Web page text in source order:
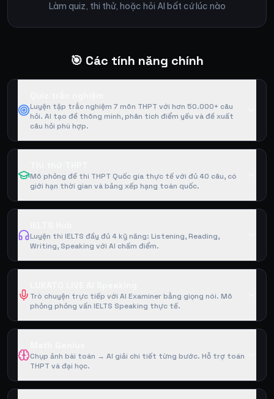
Làm quiz, thi thử, hoặc hỏi AI bất cứ lúc nào
🎯 Các tính năng chính
Luyện tập trắc nghiệm 7 môn THPT với hơn 50.000+ câu
hỏi. AI tạo đề thông minh, phân tích điểm yếu và đề xuất
câu hỏi phù hợp.
Mô phỏng đề thi THPT Quốc gia thực tế với đủ 40 câu, có
giới hạn thời gian và bảng xếp hạng toàn quốc.
Luyện thi IELTS đầy đủ 4 kỹ năng: Listening, Reading,
Writing, Speaking với AI chấm điểm.
Trò chuyện trực tiếp với AI Examiner bằng giọng nói. Mô
phỏng phỏng vấn IELTS Speaking thực tế.
Chụp ảnh bài toán → AI giải chi tiết từng bước. Hỗ trợ toán
THPT và đại học.